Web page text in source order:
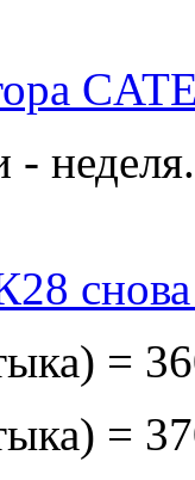
- неделя.
снова
=
=